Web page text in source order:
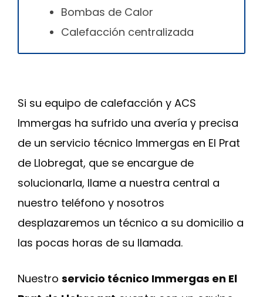
Bombas de Calor
Calefacción centralizada
Si su equipo de calefacción y ACS
Immergas ha sufrido una avería y precisa
de un servicio técnico Immergas en El Prat
de Llobregat, que se encargue de
solucionarla, llame a nuestra central a
nuestro teléfono y nosotros
desplazaremos un técnico a su domicilio a
las pocas horas de su llamada.
Nuestro servicio técnico Immergas en El